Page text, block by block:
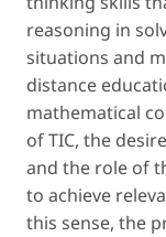
reasoning in
situations and
distance
mathematical
of TIC, the
and the role of
to achieve
this sense, the